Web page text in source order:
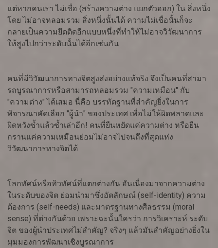
แต่หากคนเรา ไม่เชื่อ (สร้างความต่าง แยกตัวออก) ใน สิ่งหนึ่ง
โดย ไม่อาจหลอมรวม สิ่งหนึ่งนั้นได้ ความไม่เชื่อนั้นก็จะ
กลายเป็นความยึดติดอีกแบบหนึ่งที่ทำให้ไม่อาจวิวัฒนาการ
ให้สูงไปกว่าระดับนั้นได้อีกเช่นกัน
คนที่มีวิวัฒนาการทางจิตสูงส่งอย่างแท้จริง จึงเป็นคนที่สามา
รถบูรณาการหรือสามารถหลอมรวม "ความเหมือน" กับ
"ความต่าง" ได้เสมอ นี่คือ บรรทัดฐานที่สำคัญยิ่งในการ
พิจารณาคัดเลือก "ผู้นำ" ของประเทศ เพื่อไม่ให้ผิดพลาดและ
ผิดหวังซ้ำแล้วซ้ำเล่าอีก! คนที่ยืนหยัดแค่ความต่าง หรือยืน
กรานแค่ความเหมือนย่อมไม่อาจไปจนถึงที่สุดแห่ง
วิวัฒนาการทางจิตได้
โลกทัศน์หรือทิวทัศน์ที่แตกต่างกัน อันเนื่องมาจากความต่าง
ในระดับของจิต ย่อมนำมาซึ่งอัตลักษณ์ (self-identity) ความ
ต้องการ (self-needs) และมาตรฐานทางศีลธรรม (moral
sense) ที่ต่างกันด้วย เพราะฉะนั้นใครว่า การวิเคราะห์ ระดับ
จิต ของผู้นำประเทศไม่สำคัญ? จริงๆ แล้วมันสำคัญอย่างยิ่งใน
มุมมองการพัฒนาเชิงบูรณาการ